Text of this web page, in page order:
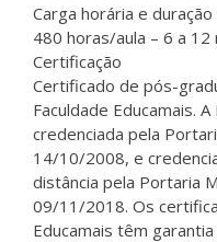
Carga horária e duração
480 horas/aula – 6 a 12
Certificação
Certificado de pós-
Faculdade Educamais.
credenciada pela
14/10/2008, e
distância pela Portaria
09/11/2018. Os
Educamais têm